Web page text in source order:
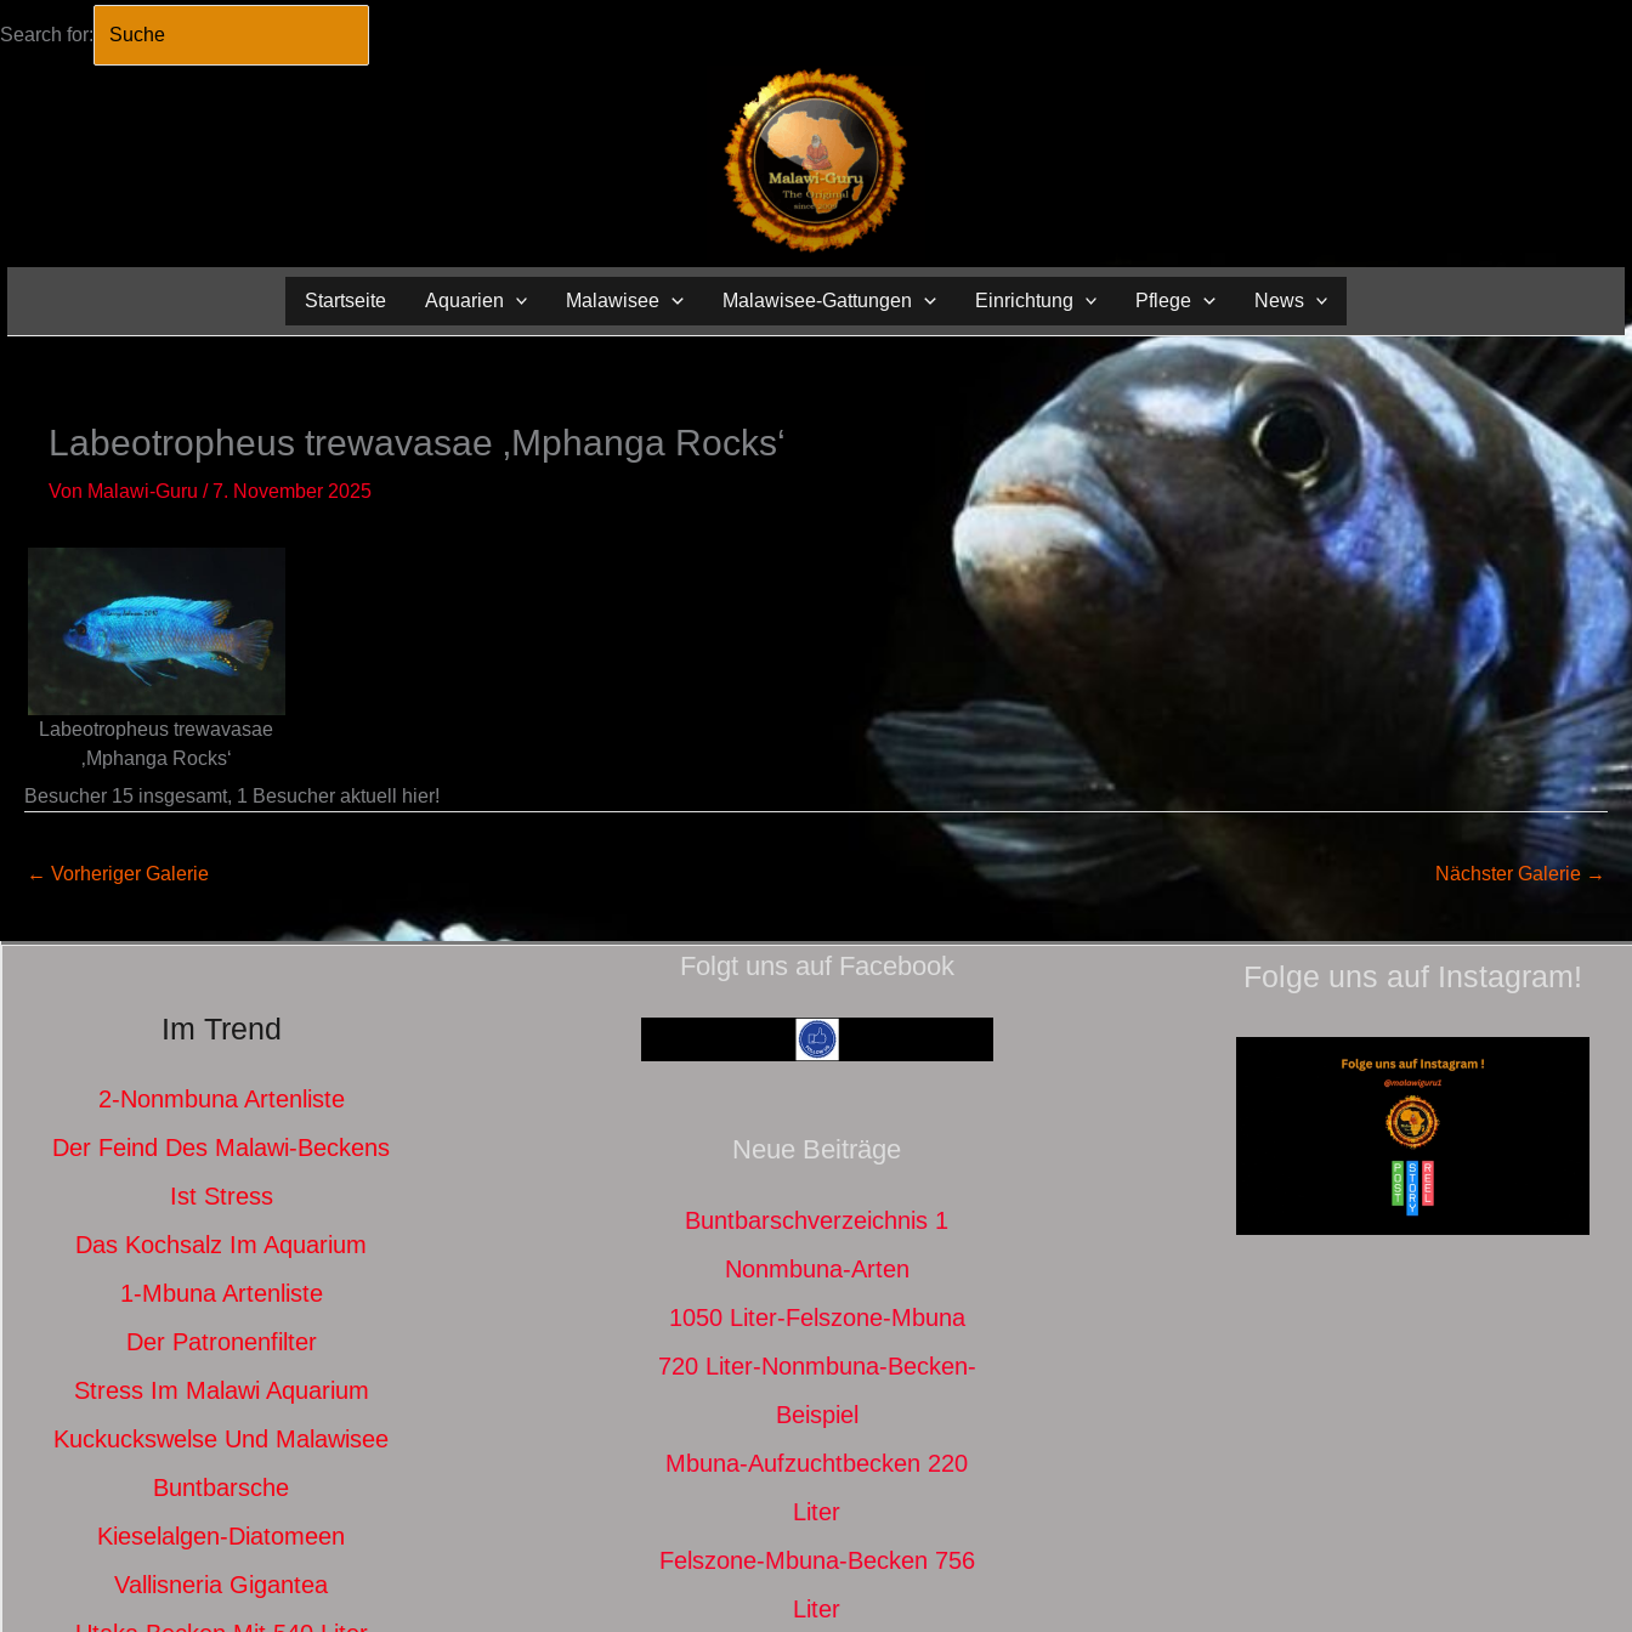
Search for:
Startseite Aquarien Malawisee Malawisee-Gattungen Einrichtung Pflege News
Labeotropheus trewavasae ‚Mphanga Rocks‘
Von Malawi-Guru /7. November 2025
Labeotropheus trewavasae
‚Mphanga Rocks‘
Besucher 15 insgesamt, 1 Besucher aktuell hier!
← Vorheriger Galerie Nächster Galerie →
Im Trend
2-Nonmbuna Artenliste
Der Feind Des Malawi-Beckens
Ist Stress
Das Kochsalz Im Aquarium
1-Mbuna Artenliste
Der Patronenfilter
Stress Im Malawi Aquarium
Kuckuckswelse Und Malawisee
Buntbarsche
Kieselalgen-Diatomeen
Vallisneria Gigantea
Folgt uns auf Facebook
Neue Beiträge
Buntbarschverzeichnis 1
Nonmbuna-Arten
1050 Liter-Felszone-Mbuna
720 Liter-Nonmbuna-Becken-
Beispiel
Mbuna-Aufzuchtbecken 220
Liter
Felszone-Mbuna-Becken 756
Liter
Folge uns auf Instagram!